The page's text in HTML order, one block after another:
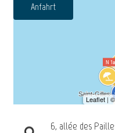
Anfahrt
6, allée des